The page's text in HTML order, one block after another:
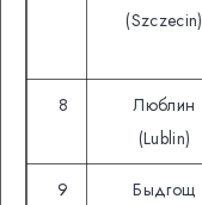
(Szczecin)
8
Люблин
(Lublin)
9
Быдгощ